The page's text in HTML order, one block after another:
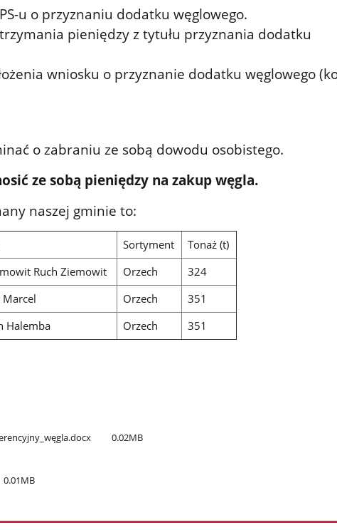
u o przyznaniu dodatku węglowego.
pieniędzy z tytułu przyznania dodatku
wniosku o przyznanie dodatku węglowego
o zabraniu ze sobą dowodu osobistego.
ze sobą pieniędzy na zakup węgla.
naszej gminie to:
Sortyment
Tonaż (t)
Ruch Ziemowit
Orzech
324
Marcel
Orzech
351
Halemba
Orzech 351
0.02MB
0.01MB